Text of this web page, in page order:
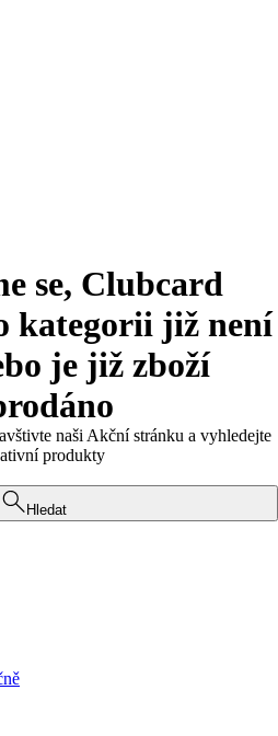
se, Clubcard
kategorii již není
je již zboží
naši Akční stránku a vyhledejte
produkty
Hledat